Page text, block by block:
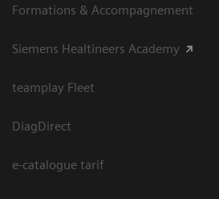
Formations & Accompagnement
Siemens Healtineers Academy
teamplay Fleet
DiagDirect
e-catalogue tarif